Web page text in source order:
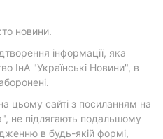
новини.
інформації, яка
ІнА "Українські Новини", в
цьому сайті з посиланням на
не підлягають подальшому
в будь-якій формі,